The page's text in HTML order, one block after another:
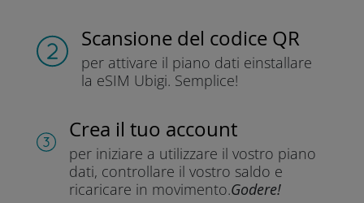
Scansione del codice QR
per attivare il piano dati einstallare
la eSIM Ubigi. Semplice!
Crea il tuo account
per iniziare a utilizzare il vostro piano
dati, controllare il vostro saldo e
ricaricare in movimento.Godere!